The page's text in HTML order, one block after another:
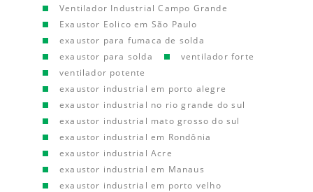
Ventilador Industrial Campo Grande
Exaustor Eolico em São Paulo
exaustor para fumaca de solda
exaustor para solda
ventilador forte
ventilador potente
exaustor industrial em porto alegre
exaustor industrial no rio grande do sul
exaustor industrial mato grosso do sul
exaustor industrial em Rondônia
exaustor industrial Acre
exaustor industrial em Manaus
exaustor industrial em porto velho